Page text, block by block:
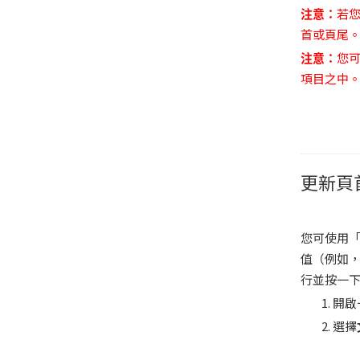
注意： 若
首或頁尾
注意： 您
項目之中。
更新頁
您可使用
值（例如
行並按一
開
選擇